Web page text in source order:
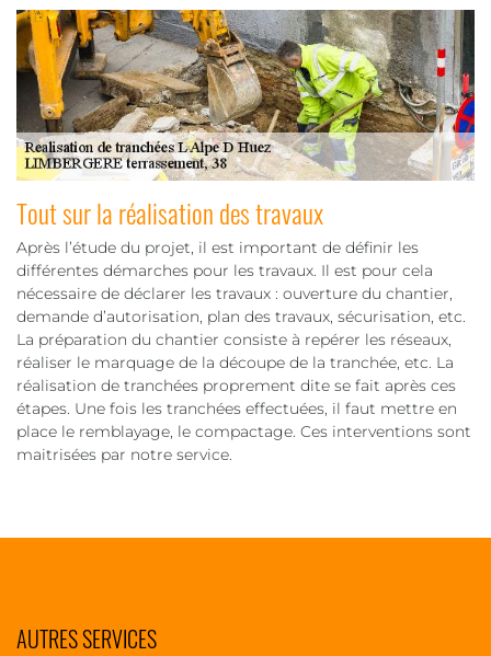
Tout sur la réalisation des travaux
Après l’étude du projet, il est important de définir les
différentes démarches pour les travaux. Il est pour cela
nécessaire de déclarer les travaux : ouverture du chantier,
demande d’autorisation, plan des travaux, sécurisation, etc.
La préparation du chantier consiste à repérer les réseaux,
réaliser le marquage de la découpe de la tranchée, etc. La
réalisation de tranchées proprement dite se fait après ces
étapes. Une fois les tranchées effectuées, il faut mettre en
place le remblayage, le compactage. Ces interventions sont
maitrisées par notre service.
AUTRES SERVICES